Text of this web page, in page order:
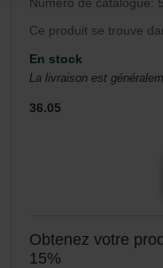
ordinateur. Vous
les cookies déjà
tout autre logiciel
être réalisée à partir
usuel. Si l’utilisateur
que les
disponibles dans leur
Pour plus de détails,
connaissance de
Ce produit se trouve
En stock
La livraison est
36.05
Obtenez votre
15%